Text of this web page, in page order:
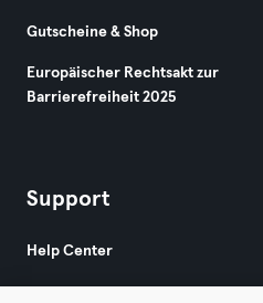
Gutscheine & Shop
Europäischer Rechtsakt zur
Barrierefreiheit 2025
Support
Help Center